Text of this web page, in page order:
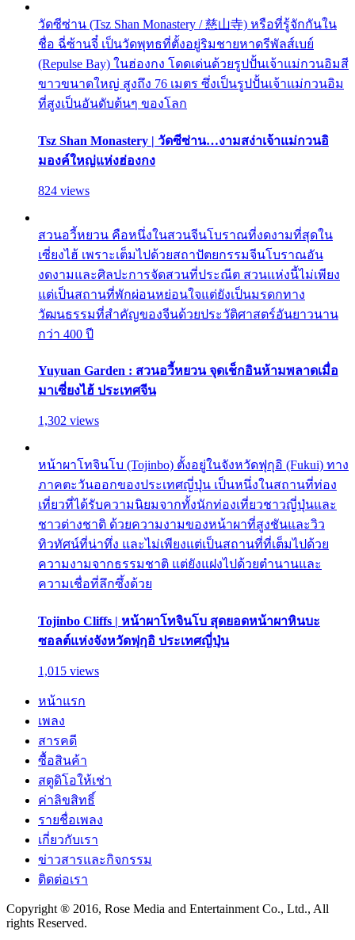
วัดซีซ่าน (Tsz Shan Monastery / 慈山寺) หรือที่รู้จักกันใน
ชื่อ ฉี่ซ้านจี๋ เป็นวัดพุทธที่ตั้งอยู่ริมชายหาดรีพัลส์เบย์
(Repulse Bay) ในฮ่องกง โดดเด่นด้วยรูปปั้นเจ้าแม่กวนอิมสี
ขาวขนาดใหญ่ สูงถึง 76 เมตร ซึ่งเป็นรูปปั้นเจ้าแม่กวนอิม
ที่สูงเป็นอันดับต้นๆ ของโลก
Tsz Shan Monastery | วัดซีซ่าน…งามสง่าเจ้าแม่กวนอิ
มองค์ใหญ่แห่งฮ่องกง
824 views
สวนอวี้หยวน คือหนึ่งในสวนจีนโบราณที่งดงามที่สุดใน
เซี่ยงไฮ้ เพราะเต็มไปด้วยสถาปัตยกรรมจีนโบราณอัน
งดงามและศิลปะการจัดสวนที่ประณีต สวนแห่งนี้ไม่เพียง
แต่เป็นสถานที่พักผ่อนหย่อนใจแต่ยังเป็นมรดกทาง
วัฒนธรรมที่สำคัญของจีนด้วยประวัติศาสตร์อันยาวนาน
กว่า 400 ปี
Yuyuan Garden : สวนอวี้หยวน จุดเช็กอินห้ามพลาดเมื่อ
มาเซี่ยงไฮ้ ประเทศจีน
1,302 views
หน้าผาโทจินโบ (Tojinbo) ตั้งอยู่ในจังหวัดฟุกุอิ (Fukui) ทาง
ภาคตะวันออกของประเทศญี่ปุ่น เป็นหนึ่งในสถานที่ท่อง
เที่ยวที่ได้รับความนิยมจากทั้งนักท่องเที่ยวชาวญี่ปุ่นและ
ชาวต่างชาติ ด้วยความงามของหน้าผาที่สูงชันและวิว
ทิวทัศน์ที่น่าทึ่ง และไม่เพียงแต่เป็นสถานที่ที่เต็มไปด้วย
ความงามจากธรรมชาติ แต่ยังแฝงไปด้วยตำนานและ
ความเชื่อที่ลึกซึ้งด้วย
Tojinbo Cliffs | หน้าผาโทจินโบ สุดยอดหน้าผาหินบะ
ซอลต์แห่งจังหวัดฟุกุอิ ประเทศญี่ปุ่น
1,015 views
หน้าแรก
เพลง
สารคดี
ซื้อสินค้า
สตูดิโอให้เช่า
ค่าลิขสิทธิ์
รายชื่อเพลง
เกี่ยวกับเรา
ข่าวสารและกิจกรรม
ติดต่อเรา
Copyright ® 2016, Rose Media and Entertainment Co., Ltd., All
rights Reserved.